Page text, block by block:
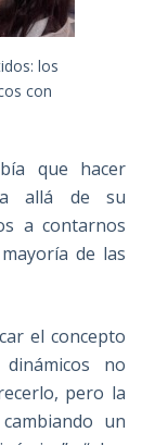
los
con
que hacer
a allá de su
a contarnos
de las
el concepto
no
pero la
un